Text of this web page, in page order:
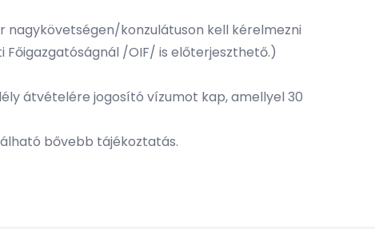
konzulátuson kell kérelmezni
/OIF/ is előterjeszthető.)
átvételére jogosító vízumot kap, amellyel 30
bővebb tájékoztatás.